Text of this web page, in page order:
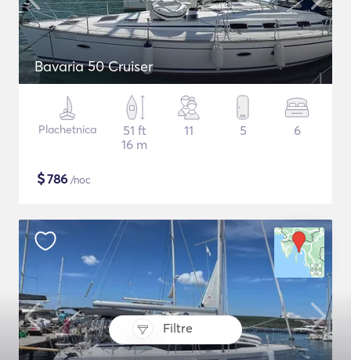
Filtre
Bavaria 50 Cruiser
Plachetnica
51 ft
16 m
11 5 6
$786 /noc